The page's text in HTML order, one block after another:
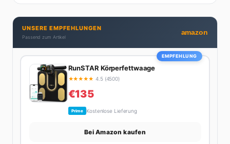
Privatleben unter einen Hut bekommt. Privat ist sie
bekennende Kaffee-Süchtige (3+ Tassen am Tag,
Minimum), Podcast-Hörerin und verbringt ihre
Wochenenden am liebsten in der Natur oder auf dem
UNSERE EMPFEHLUNGEN
Passend zum Artikel
amazon
EMPFEHLUNG
RunSTAR Körperfettwaage
★★★★★ 4.5 (4500)
€135
Prime Kostenlose Lieferung
Bei Amazon kaufen